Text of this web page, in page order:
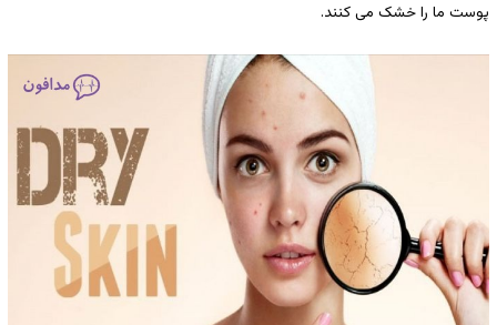
پوست ما را خشک می‌ کنند.